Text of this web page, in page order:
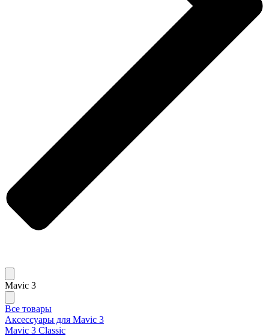
Mavic 3
Все товары
Аксессуары для Mavic 3
Mavic 3 Classic